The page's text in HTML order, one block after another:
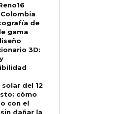
de
gama
3D:
solar del 12
cómo
con el
dañar la